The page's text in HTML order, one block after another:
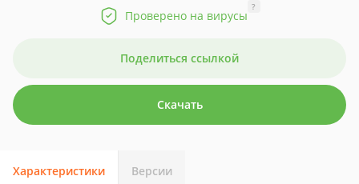
Проверено на вирусы
?
Поделиться ссылкой
Скачать
Характеристики Версии